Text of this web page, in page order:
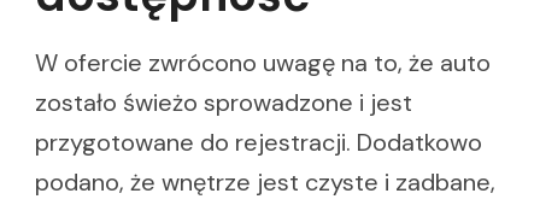
W ofercie zwrócono uwagę na to, że auto
zostało świeżo sprowadzone i jest
przygotowane do rejestracji. Dodatkowo
podano, że wnętrze jest czyste i zadbane,